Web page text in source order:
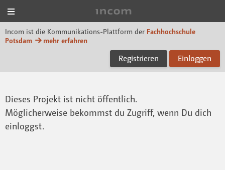
Incom ist die Kommunikations-Plattform der Fachhochschule
Potsdam
mehr erfahren
Registrieren Einloggen
Dieses Projekt ist nicht öffentlich.
Möglicherweise bekommst du Zugriff, wenn Du dich
einloggst.